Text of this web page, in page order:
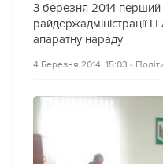
3 березня 2014 перший
райдержадміністрації
апаратну нараду
4 Березня 2014, 15:03 ‐